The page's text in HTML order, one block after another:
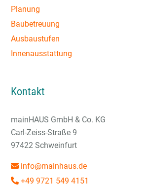
Planung
Baubetreuung
Ausbaustufen
Innenausstattung
Kontakt
mainHAUS GmbH & Co. KG
Carl-Zeiss-Straße 9
97422 Schweinfurt
info@mainhaus.de
+49 9721 549 4151